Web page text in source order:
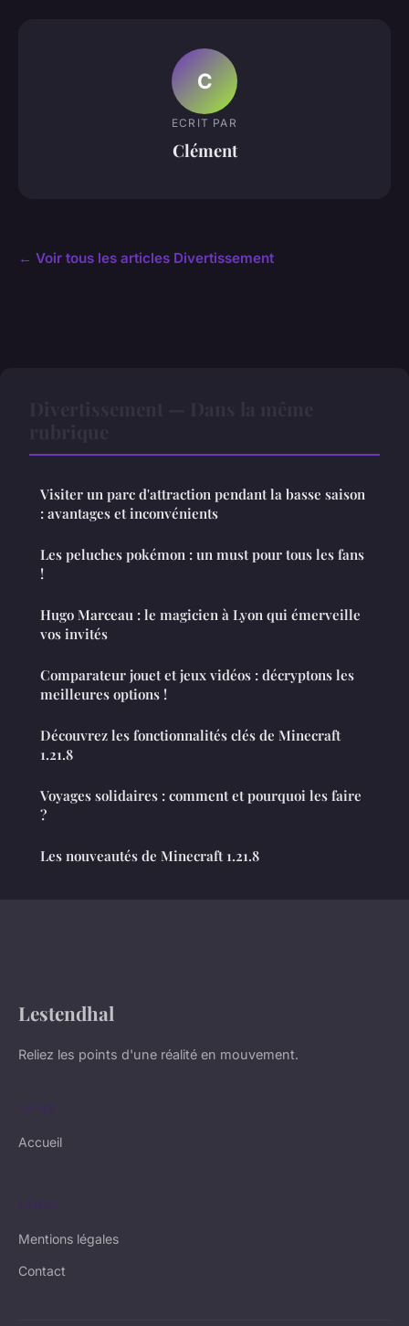
C
ECRIT PAR
Clément
← Voir tous les articles Divertissement
Visiter un parc d'attraction pendant la basse saison
: avantages et inconvénients
Les peluches pokémon : un must pour tous les fans
!
Hugo Marceau : le magicien à Lyon qui émerveille
vos invités
Comparateur jouet et jeux vidéos : décryptons les
meilleures options !
Découvrez les fonctionnalités clés de Minecraft
1.21.8
Voyages solidaires : comment et pourquoi les faire
?
Les nouveautés de Minecraft 1.21.8
Lestendhal
Reliez les points d'une réalité en mouvement.
LIENS
Accueil
LÉGAL
Mentions légales
Contact